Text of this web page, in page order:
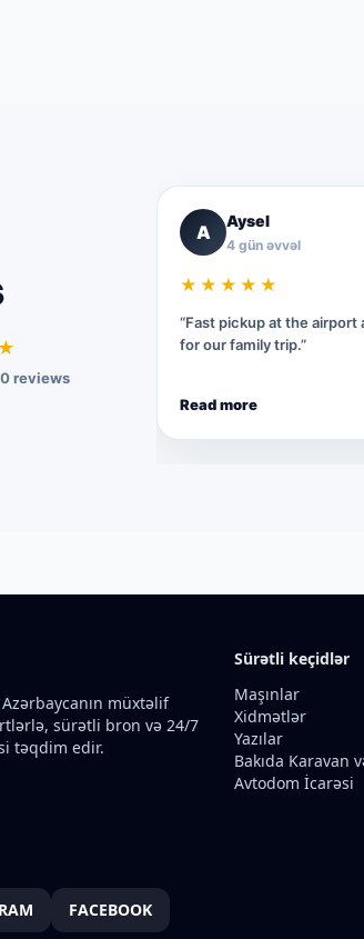
reviews
A
Aysel
4 gün əvvəl
★★★★★
“Fast pickup at the airport
for our family trip.”
Read more
müxtəlif
sürətli bron və 24/7
təqdim edir.
FACEBOOK
Sürətli keçidlər
Maşınlar
Xidmətlər
Yazılar
Bakıda Karavan
Avtodom İcarəsi